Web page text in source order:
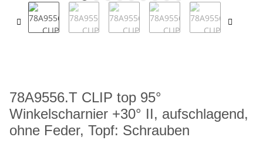
78A9556.T CLIP top 95°
Winkelscharnier +30° II, aufschlagend,
ohne Feder, Topf: Schrauben